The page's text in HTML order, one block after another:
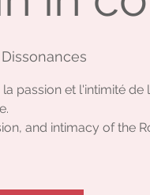
passion et l'intimité de
and intimacy of the